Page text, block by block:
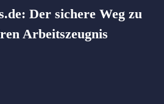
Der sichere Weg zu
Arbeitszeugnis